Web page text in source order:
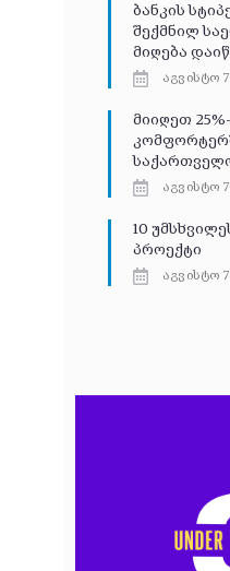
ბანკის
შექმნილ
მიღება
აგვისტო
მიიღეთ
აგვისტო
10
პროექტი
აგვისტო